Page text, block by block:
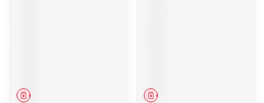
Geneesmiddel Geneesmiddel